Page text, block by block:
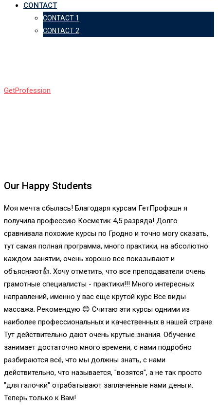
CONTACT
CONTACT 1
CONTACT 2
GetProfession
Our Happy Students
Моя мечта сбылась! Благодаря курсам ГетПрофэшн я
получила профессию Косметик 4,5 разряда! Долго
сравнивала похожие курсы по Гродно и точно могу сказать,
тут самая полная программа, много практики, на абсолютно
каждом занятии, очень хорошо все показывают и
объясняют👍. Хочу отметить, что все преподаватели очень
грамотные специалисты - практики!!! Много интересных
направлений, именно у вас ещё крутой курс Все виды
массажа. Рекомендую 😊 Cчитаю эти курсы одними из
наиболее профессиональных и качественных в нашей стране.
Тут действительно дают очень крутые знания. Обучение
занимает достаточно много времени, с нами подробно
разбираются всё, что мы должны знать, с нами
действительно, что называется, "возятся", а не так просто
"для галочки" отрабатывают заплаченные нами деньги.
Теперь только к Вам!